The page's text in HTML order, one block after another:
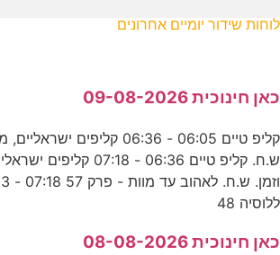
לוחות שידור יומיים אחרונים
כאן חינוכית 09-08-2026
קליפ טיים 06:05 - 06:36 קליפים
ש.ח. קליפ טיים 06:36 -
ללוסיה 48
כאן חינוכית 08-08-2026